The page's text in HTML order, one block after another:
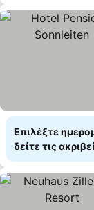
Επιλέξτε
δείτε τις